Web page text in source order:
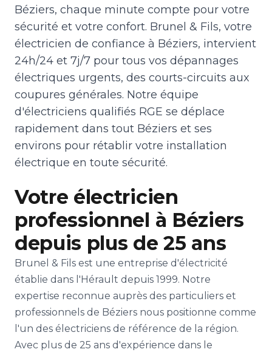
Béziers, chaque minute compte pour votre
sécurité et votre confort. Brunel & Fils, votre
électricien de confiance à Béziers, intervient
24h/24 et 7j/7 pour tous vos dépannages
électriques urgents, des courts-circuits aux
coupures générales. Notre équipe
d'électriciens qualifiés RGE se déplace
rapidement dans tout Béziers et ses
environs pour rétablir votre installation
électrique en toute sécurité.
Votre électricien
professionnel à Béziers
depuis plus de 25 ans
Brunel & Fils est une entreprise d'électricité
établie dans l'Hérault depuis 1999. Notre
expertise reconnue auprès des particuliers et
professionnels de Béziers nous positionne comme
l'un des électriciens de référence de la région.
Avec plus de 25 ans d'expérience dans le